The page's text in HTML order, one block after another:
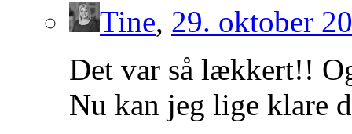
Tine, 29. oktober
Det var så lækkert!!
Nu kan jeg lige klare